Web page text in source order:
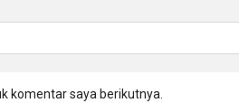
komentar saya berikutnya.